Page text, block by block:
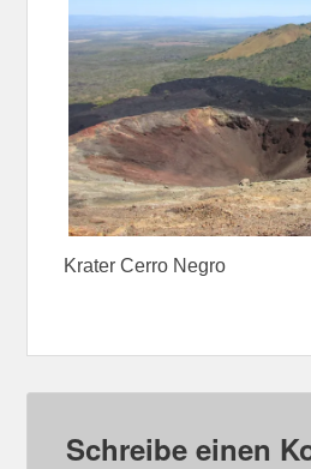
Krater Cerro Negro
Schreibe einen